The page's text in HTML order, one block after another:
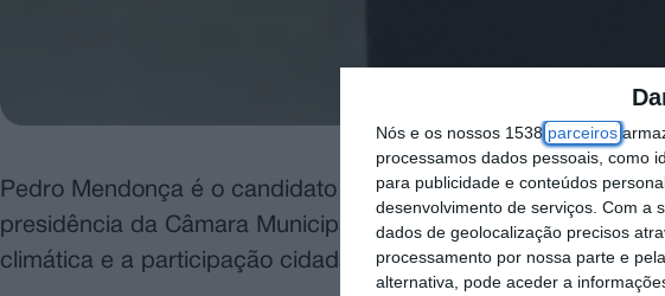
Nós e os nossos 1538 parceiros
processamos dados pessoais, como
para publicidade e conteúdos
desenvolvimento de serviços. Com a
dados de geolocalização precisos
processamento por nossa parte e
alternativa, pode aceder a
Pedro Mendonça é o candidato da coligação “Santarém
presidência da Câmara Municipal de Santarém, assumindo
climática e a participação cidadã, anunciou hoje à Lusa.